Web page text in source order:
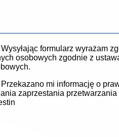
Wysyłając formularz wyrażam
osobowych zgodnie z
Przekazano mi informację o
zaprzestania